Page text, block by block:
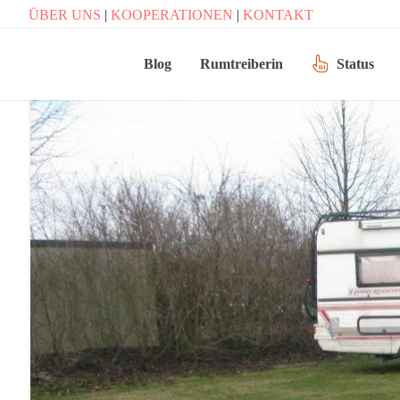
ÜBER UNS | KOOPERATIONEN | KONTAKT
Blog Rumtreiberin Status